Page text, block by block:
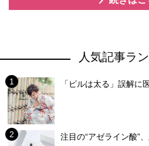
人気記事ラ
「ピルは太る」誤解に
注目の“アゼライン酸”